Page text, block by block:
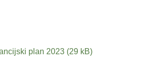
plan 2023